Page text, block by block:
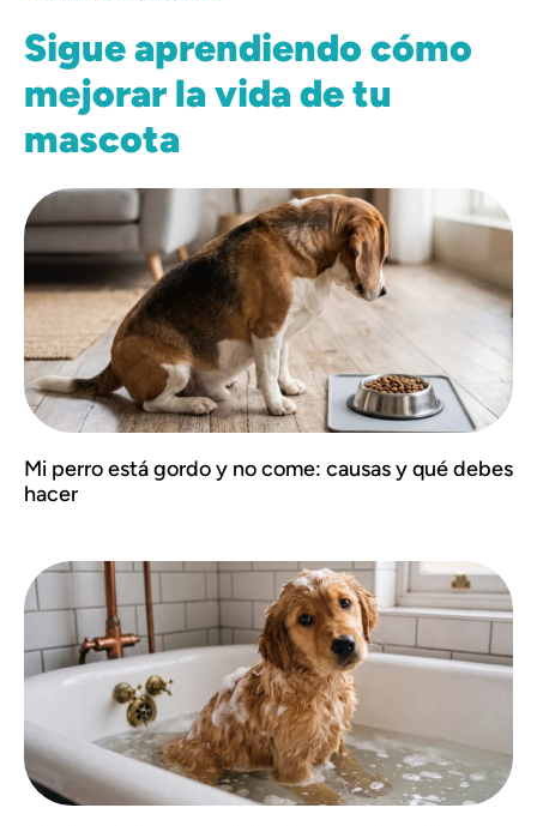
Sigue aprendiendo cómo
mejorar la vida de tu
mascota
Mi perro está gordo y no come: causas y qué debes
hacer